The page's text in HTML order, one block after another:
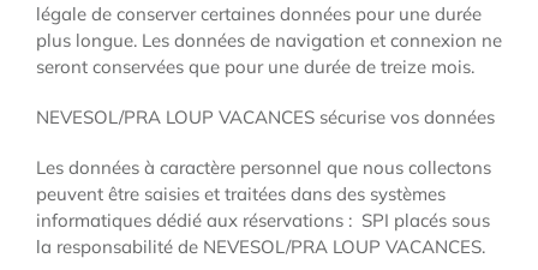
légale de conserver certaines données pour une durée
plus longue. Les données de navigation et connexion ne
seront conservées que pour une durée de treize mois.
NEVESOL/PRA LOUP VACANCES sécurise vos données
Les données à caractère personnel que nous collectons
peuvent être saisies et traitées dans des systèmes
informatiques dédié aux réservations : SPI placés sous
la responsabilité de NEVESOL/PRA LOUP VACANCES.